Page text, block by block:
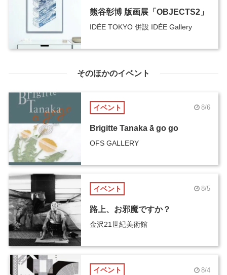
熊谷彰博 版画展「OBJECTS2」
IDÉE TOKYO 併設 IDÉE Gallery
そのほかのイベント
イベント 8/6
Brigitte Tanaka ā go go
OFS GALLERY
イベント 8/5
路上、お邪魔ですか？
金沢21世紀美術館
イベント 8/4